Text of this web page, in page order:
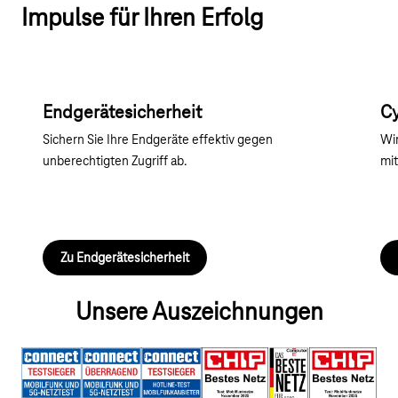
Impulse für Ihren Erfolg
Endgerätesicherheit
Sichern Sie Ihre Endgeräte effektiv gegen
unberechtigten Zugriff ab.
Zu Endgerätesicherheit
Unsere Auszeichnungen